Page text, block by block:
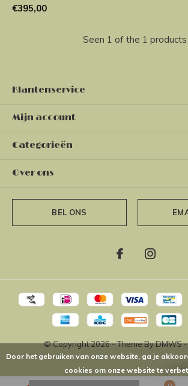
€395,00
Seen 1 of the 1 products
Klantenservice
Mijn account
Categorieën
Over ons
BEL ONS
© Copyright2026- Theme ByDMWS
Door het gebruiken van onze website, ga je
cookies om onze website te